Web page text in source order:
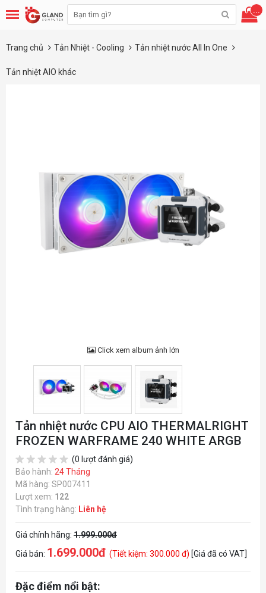
...
Trang chủ Tản Nhiệt - Cooling Tản nhiệt nước All In One
Tản nhiệt AIO khác
Click xem album ảnh lớn
Tản nhiệt nước CPU AIO THERMALRIGHT
FROZEN WARFRAME 240 WHITE ARGB
(0 lượt đánh giá)
Bảo hành: 24 Tháng
Mã hàng: SP007411
Lượt xem: 122
Tình trạng hàng: Liên hệ
Giá chính hãng: 1.999.000đ
Giá bán: 1.699.000đ (Tiết kiệm: 300.000 đ) [Giá đã có VAT]
Đặc điểm nổi bật: